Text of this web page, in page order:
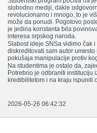
slobodno mediji, dakle
revolucionarno i mnogo, to je
može da ponudi. Pogotovo
je jedina konstanta bila
interesa srpskog naroda.
Slabost ideje SNSa vidimo čak
diskreditovati sam autor
pokušaja manipulacije protiv
Na studentima je ostalo da,
Potrebno je odbraniti instituciju
kredibilitetom i na kraju ispuniti
2026-05-26 06:42:32